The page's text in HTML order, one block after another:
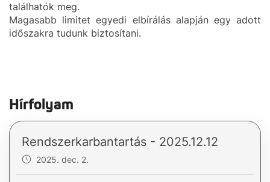
találhatók meg.
Magasabb limitet egyedi elbírálás alapján egy adott
időszakra tudunk biztosítani.
Hírfolyam
Rendszerkarbantartás - 2025.12.12
2025. dec. 2.